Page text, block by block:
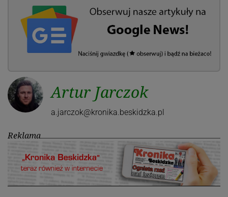
Artur Jarczok
a.jarczok@kronika.beskidzka.pl
Reklama